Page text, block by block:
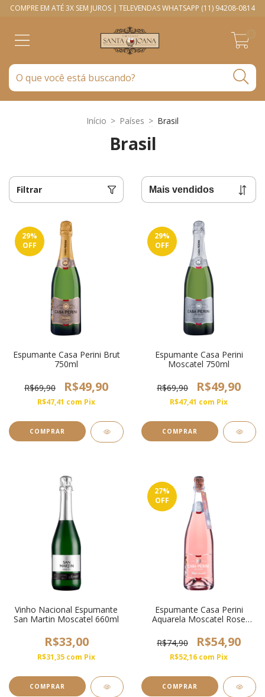
COMPRE EM ATÉ 3X SEM JUROS | TELEVENDAS WHATSAPP (11) 94208-0814
Início > Países > Brasil
Brasil
Filtrar
29%
OFF
Espumante Casa Perini Brut
750ml
R$69,90 R$49,90
R$47,41 com Pix
COMPRAR
29%
OFF
Espumante Casa Perini
Moscatel 750ml
R$69,90 R$49,90
R$47,41 com Pix
COMPRAR
Vinho Nacional Espumante
San Martin Moscatel 660ml
R$33,00
R$31,35 com Pix
27%
OFF
Espumante Casa Perini
Aquarela Moscatel Rose
R$74,90
R$54,90
R$52,16 com Pix
COMPRAR